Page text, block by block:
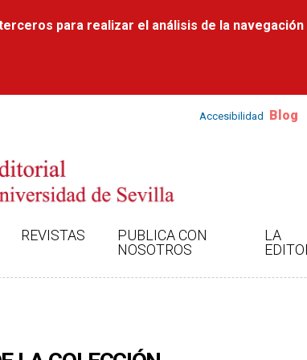
para realizar el análisis de la
Accesibilidad Blog
REVISTAS
PUBLICA CON
NOSOTROS
LA